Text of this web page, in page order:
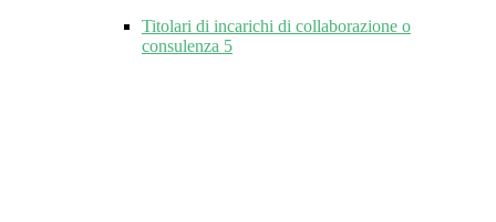
Titolari di incarichi di collaborazione o
consulenza 5